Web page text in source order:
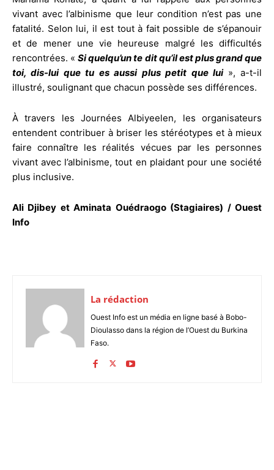
vivant avec l’albinisme que leur condition n’est pas une
fatalité. Selon lui, il est tout à fait possible de s’épanouir
et de mener une vie heureuse malgré les difficultés
rencontrées. «Si quelqu’un te dit qu’il est plus grand que
toi, dis-lui que tu es aussi plus petit que lui », a-t-il
illustré, soulignant que chacun possède ses différences.
À travers les Journées Albiyeelen, les organisateurs
entendent contribuer à briser les stéréotypes et à mieux
faire connaître les réalités vécues par les personnes
vivant avec l’albinisme, tout en plaidant pour une société
plus inclusive.
Ali Djibey et Aminata Ouédraogo (Stagiaires) / Ouest
Info
La rédaction
Ouest Info est un média en ligne basé à Bobo-
Dioulasso dans la région de l’Ouest du Burkina
Faso.